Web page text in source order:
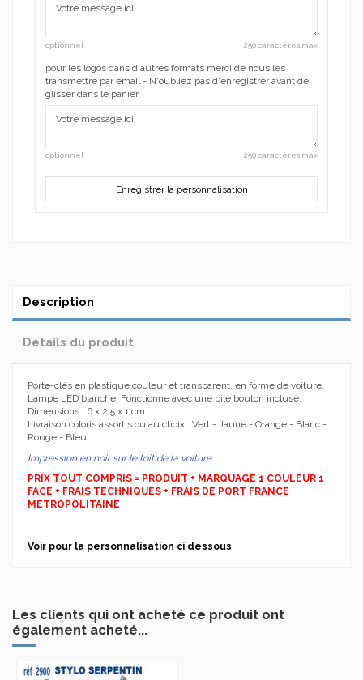
optionnel 250 caractères max
pour les logos dans d'autres formats merci de nous les
transmettre par email - N'oubliez pas d'enregistrer avant de
glisser dans le panier
optionnel 250 caractères max
Enregistrer la personnalisation
Description
Détails du produit
Porte-clés en plastique couleur et transparent, en forme de voiture.
Lampe LED blanche. Fonctionne avec une pile bouton incluse.
Dimensions : 6 x 2.5 x 1 cm
Livraison coloris assortis ou au choix : Vert - Jaune - Orange - Blanc -
Rouge - Bleu
Impression en noir sur le toit de la voiture.
PRIX TOUT COMPRIS = PRODUIT + MARQUAGE 1 COULEUR 1
FACE + FRAIS TECHNIQUES + FRAIS DE PORT FRANCE
METROPOLITAINE
Voir pour la personnalisation ci dessous
Les clients qui ont acheté ce produit ont
également acheté...